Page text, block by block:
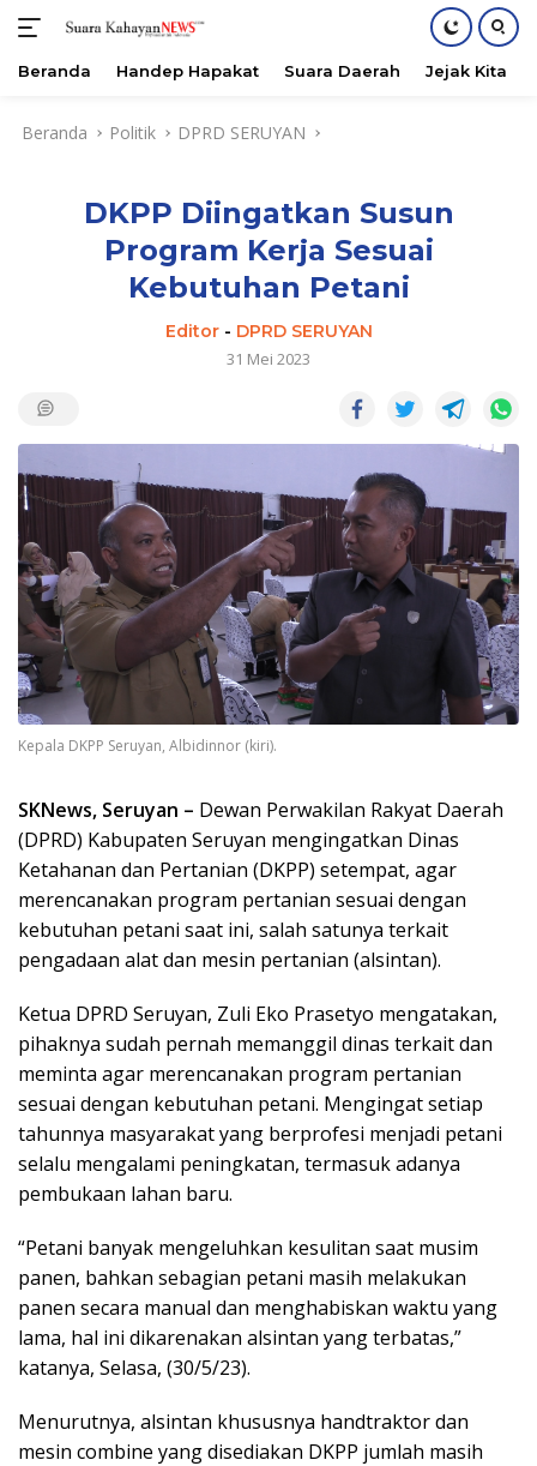
Beranda Handep Hapakat Suara Daerah Jejak Kita
Beranda Politik DPRD SERUYAN
DKPP Diingatkan Susun
Program Kerja Sesuai
Kebutuhan Petani
Editor- DPRD SERUYAN
31 Mei 2023
Kepala DKPP Seruyan, Albidinnor (kiri).
SKNews, Seruyan – Dewan Perwakilan Rakyat Daerah
(DPRD) Kabupaten Seruyan mengingatkan Dinas
Ketahanan dan Pertanian (DKPP) setempat, agar
merencanakan program pertanian sesuai dengan
kebutuhan petani saat ini, salah satunya terkait
pengadaan alat dan mesin pertanian (alsintan).
Ketua DPRD Seruyan, Zuli Eko Prasetyo mengatakan,
pihaknya sudah pernah memanggil dinas terkait dan
meminta agar merencanakan program pertanian
sesuai dengan kebutuhan petani. Mengingat setiap
tahunnya masyarakat yang berprofesi menjadi petani
selalu mengalami peningkatan, termasuk adanya
pembukaan lahan baru.
“Petani banyak mengeluhkan kesulitan saat musim
panen, bahkan sebagian petani masih melakukan
panen secara manual dan menghabiskan waktu yang
lama, hal ini dikarenakan alsintan yang terbatas,”
katanya, Selasa, (30/5/23).
Menurutnya, alsintan khususnya handtraktor dan
mesin combine yang disediakan DKPP jumlah masih